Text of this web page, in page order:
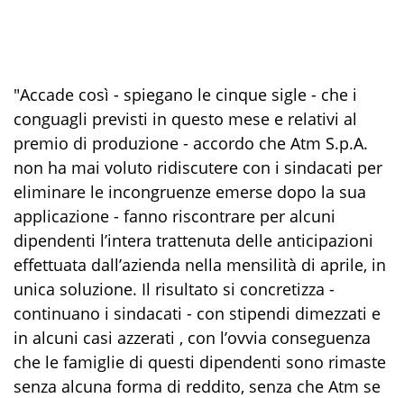
"Accade così - spiegano le cinque sigle - che i
conguagli previsti in questo mese e relativi al
premio di produzione - accordo che Atm S.p.A.
non ha mai voluto ridiscutere con i sindacati per
eliminare le incongruenze emerse dopo la sua
applicazione - fanno riscontrare per alcuni
dipendenti l’intera trattenuta delle anticipazioni
effettuata dall’azienda nella mensilità di aprile, in
unica soluzione. Il risultato si concretizza -
continuano i sindacati - con stipendi dimezzati e
in alcuni casi azzerati , con l’ovvia conseguenza
che le famiglie di questi dipendenti sono rimaste
senza alcuna forma di reddito, senza che Atm se